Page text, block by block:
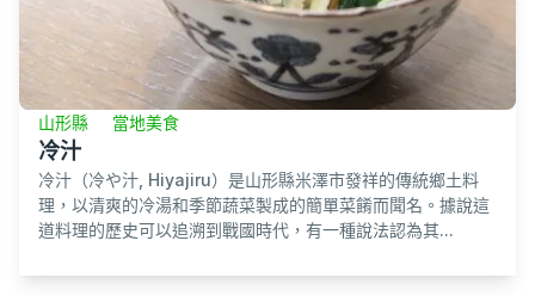
山形縣 當地美食
冷汁
冷汁（冷や汁, Hiyajiru）是山形縣米澤市發祥的傳統鄉土料
理，以清爽的冷湯和季節蔬菜製成的簡單菜餚而聞名。據說這
道料理的歷史可以追溯到戰國時代，有一種說法認為其...